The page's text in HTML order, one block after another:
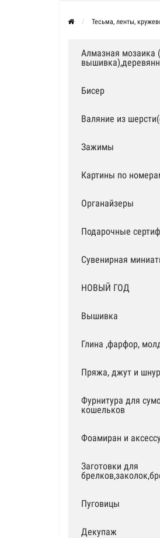
Тесьма, ленты,
Алмазная мозаика
Бисер
Валяние из
Зажимы
Картины по
Органайзеры
Подарочные
Сувенирная
НОВЫЙ ГОД
Вышивка
Глина ,фарфор,
Пряжа, джут и
Фурнитура для
кошельков
Фоамиран и
Заготовки для
Пуговицы
Декупаж